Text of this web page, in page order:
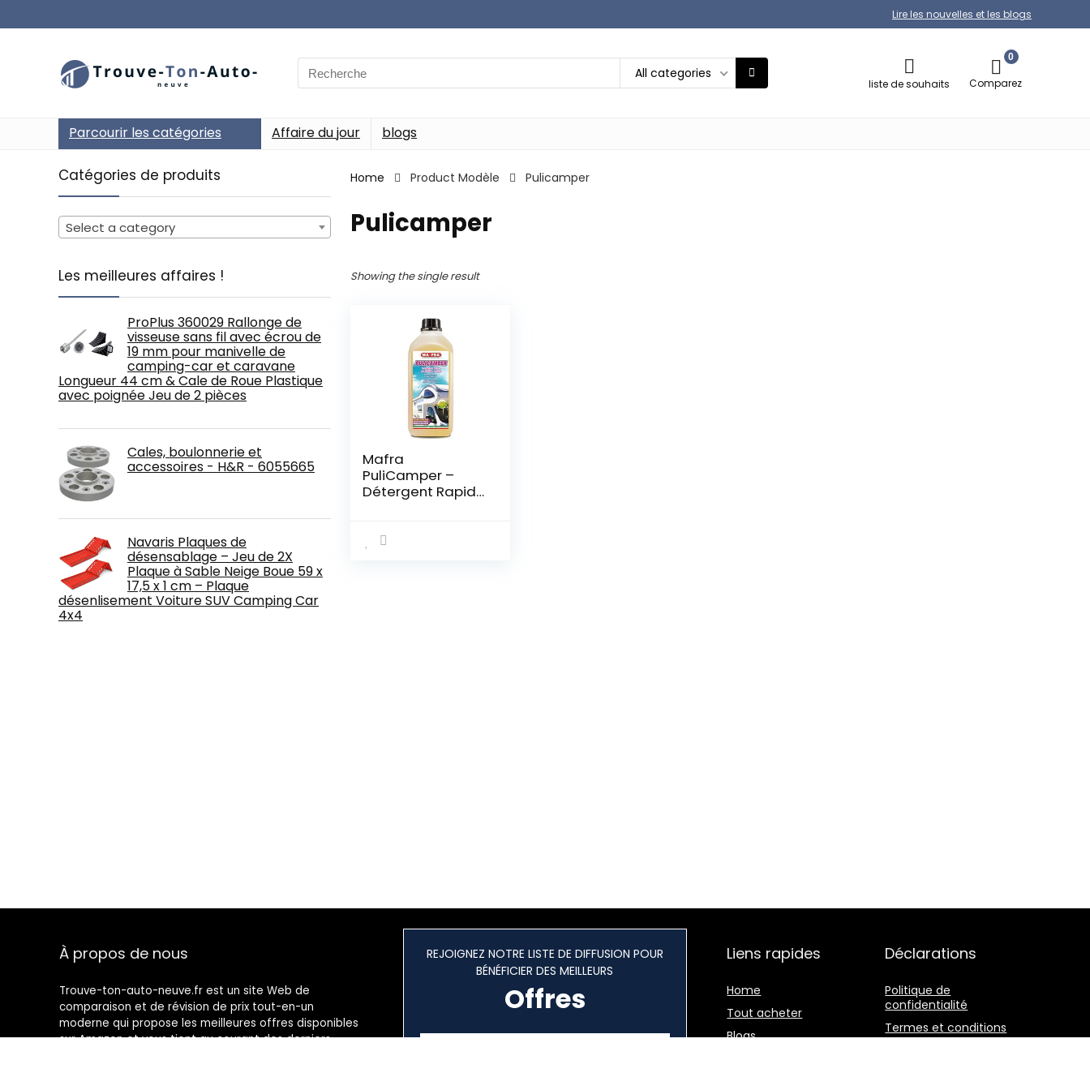
Lire les nouvelles et les blogs
Search
for:
All categories
liste de souhaits
0
Comparez
Parcourir les catégories Affaire du jour blogs
Catégories de produits
Select a category
Les meilleures affaires !
ProPlus 360029 Rallonge de
visseuse sans fil avec écrou de
19 mm pour manivelle de
camping-car et caravane
Longueur 44 cm & Cale de Roue Plastique
avec poignée Jeu de 2 pièces
Cales, boulonnerie et
accessoires - H&R - 6055665
Navaris Plaques de
désensablage – Jeu de 2X
Plaque à Sable Neige Boue 59 x
17,5 x 1 cm – Plaque
désenlisement Voiture SUV Camping Car
4x4
Home Product Modèle ‎Pulicamper
‎Pulicamper
Showing the single result
Mafra
PuliCamper –
Détergent Rapide
H0135
À propos de nous
Trouve-ton-auto-neuve.fr est un site Web de
comparaison et de révision de prix tout-en-un
moderne qui propose les meilleures offres disponibles
sur Amazon et vous tient au courant des derniers
REJOIGNEZ NOTRE LISTE DE DIFFUSION POUR
BÉNÉFICIER DES MEILLEURS
Offres
Liens rapides
Home
Tout acheter
Blogs
Déclarations
Politique de
confidentialité
Termes et conditions